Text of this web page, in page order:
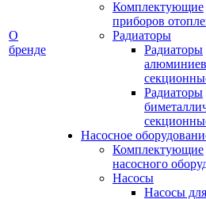
О
бренде
Комплектующие
приборов
Радиаторы
Радиаторы
Радиаторы
Насосное
Комплектующие
насосного
Насосы
Насосы для